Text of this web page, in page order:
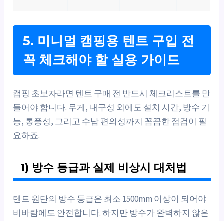
5. 미니멀 캠핑용 텐트 구입 전
꼭 체크해야 할 실용 가이드
캠핑 초보자라면 텐트 구매 전 반드시 체크리스트를 만
들어야 합니다. 무게, 내구성 외에도 설치 시간, 방수 기
능, 통풍성, 그리고 수납 편의성까지 꼼꼼한 점검이 필
요하죠.
1) 방수 등급과 실제 비상시 대처법
텐트 원단의 방수 등급은 최소 1500mm 이상이 되어야
비바람에도 안전합니다. 하지만 방수가 완벽하지 않은